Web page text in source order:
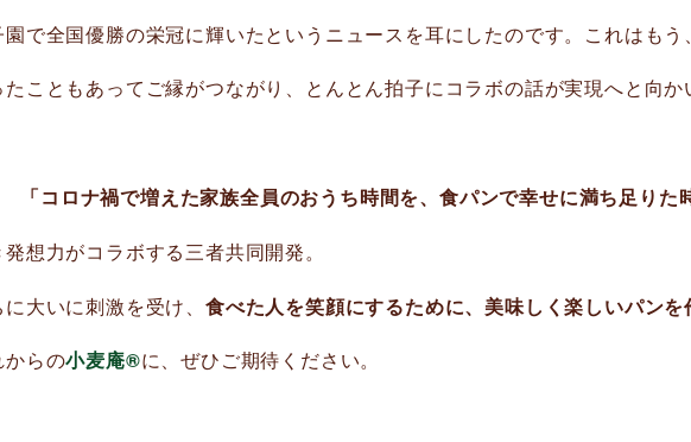
で全国優勝の栄冠に輝いたというニュースを耳にしたのです。これはもう
こともあってご縁がつながり、とんとん拍子にコラボの話が実現へと向か
「コロナ禍で増えた家族全員のおうち時間を、食パンで幸せに満ち足りた
想力がコラボする三者共同開発。
大いに刺激を受け、 食べた人を笑顔にするために、美味しく楽しいパンを
からの小麦庵®に、ぜひご期待ください。